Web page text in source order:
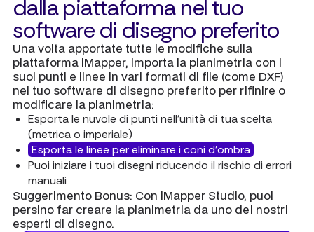
dalla piattaforma nel tuo
software di disegno preferito
Una volta apportate tutte le modifiche sulla
piattaforma iMapper, importa la planimetria con i
suoi punti e linee in vari formati di file (come DXF)
nel tuo software di disegno preferito per rifinire o
modificare la planimetria:
Esporta le nuvole di punti nell'unità di tua scelta
(metrica o imperiale)
Esporta le linee per eliminare i coni d'ombra
Puoi iniziare i tuoi disegni riducendo il rischio di errori
manuali
Suggerimento Bonus: Con iMapper Studio, puoi
persino far creare la planimetria da uno dei nostri
esperti di disegno.